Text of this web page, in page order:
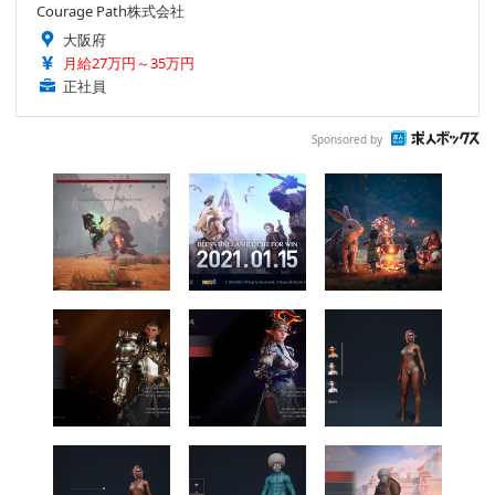
Courage Path株式会社
大阪府
月給27万円～35万円
正社員
Sponsored by